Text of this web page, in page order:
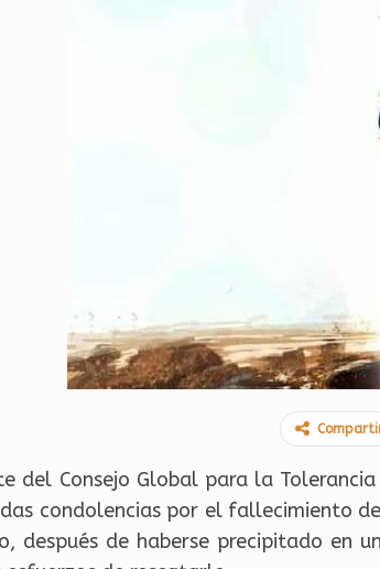
del Consejo Global para la
condolencias por el fallecimiento
después de haberse precipitado en